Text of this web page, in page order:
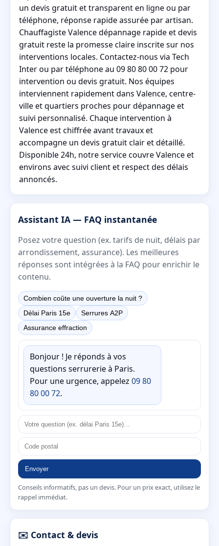
un devis gratuit et transparent en ligne ou par
téléphone, réponse rapide assurée par artisan.
Chauffagiste Valence dépannage rapide et devis
gratuit reste la promesse claire inscrite sur nos
interventions locales. Contactez-nous via Tech
Inter ou par téléphone au 09 80 80 00 72 pour
intervention ou devis gratuit. Nos équipes
interviennent rapidement dans Valence, centre-
ville et quartiers proches pour dépannage et
suivi personnalisé. Chaque intervention à
Valence est chiffrée avant travaux et
accompagne un devis gratuit clair et détaillé.
Disponible 24h, notre service couvre Valence et
environs avec suivi client et respect des délais
annoncés.
Assistant IA — FAQ instantanée
Posez votre question (ex. tarifs de nuit, délais par
arrondissement, assurance). Les meilleures
réponses sont intégrées à la FAQ pour enrichir le
contenu.
Combien coûte une ouverture la nuit ?
Délai Paris 15e
Serrures A2P
Assurance effraction
Bonjour ! Je réponds à vos
questions serrurerie à Paris.
Pour une urgence, appelez 09 80
80 00 72.
Envoyer
Conseils informatifs, pas un devis. Pour un prix exact, utilisez le
rappel immédiat.
✉️ Contact & devis